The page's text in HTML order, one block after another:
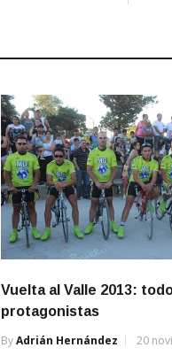
Vuelta al Valle 2013:
protagonistas
ByAdrián Hernández 20